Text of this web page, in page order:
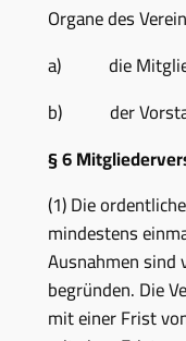
Organe des
a) die
b) der
§ 6
(1) Die
mindestens
Ausnahmen sind
begründen. Die
mit einer Frist